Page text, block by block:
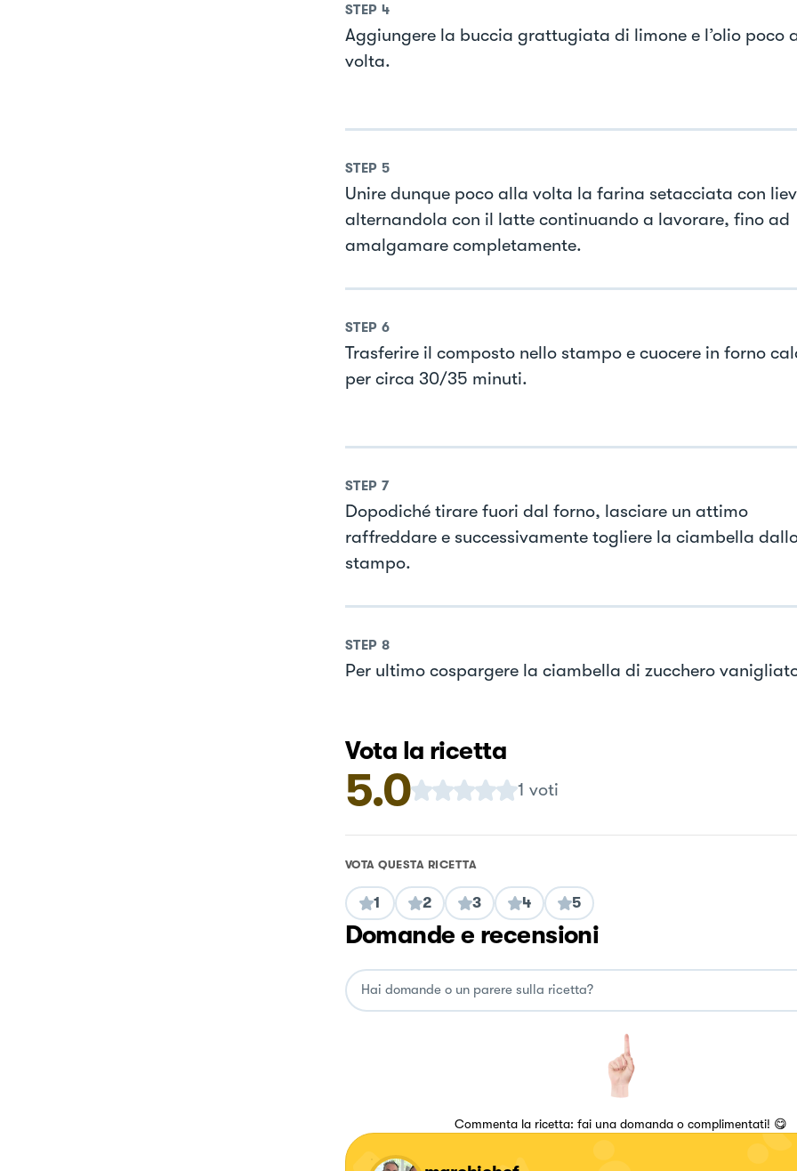
STEP 4
Aggiungere la buccia grattugiata di limone e l’olio poco
volta.
STEP 5
Unire dunque poco alla volta la farina setacciata con
alternandola con il latte continuando a lavorare, fino ad
amalgamare completamente.
STEP 6
Trasferire il composto nello stampo e cuocere in forno
per circa 30/35 minuti.
STEP 7
Dopodiché tirare fuori dal forno, lasciare un attimo
raffreddare e successivamente togliere la ciambella
stampo.
STEP 8
Per ultimo cospargere la ciambella di zucchero
Vota la ricetta
5.0 1 voti
VOTA QUESTA RICETTA
1 2 3 4 5
Domande e recensioni
Commenta la ricetta: fai una domanda o complimentati! 😋